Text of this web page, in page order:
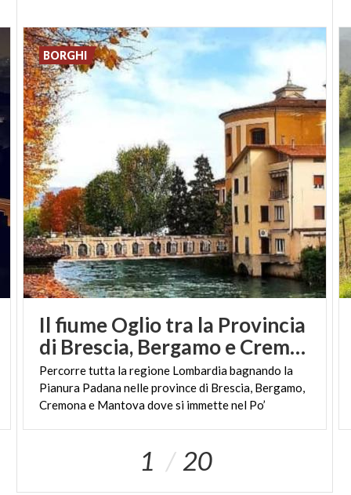
Il fiume Oglio tra la Provincia
di Brescia, Bergamo e Cremona
Percorre tutta la regione Lombardia bagnando la
Pianura Padana nelle province di Brescia, Bergamo,
Cremona e Mantova dove si immette nel Po’
BORGHI
1 20